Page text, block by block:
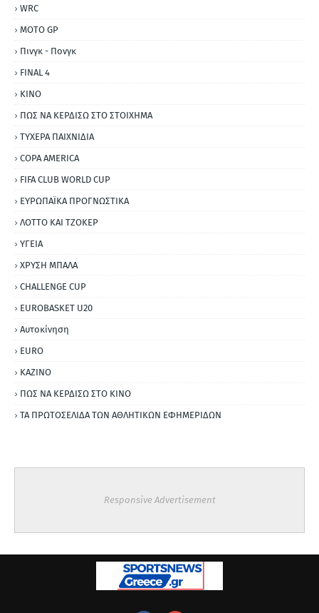
WRC
MOTO GP
Πινγκ - Πονγκ
FINAL 4
ΚΙΝΟ
ΠΩΣ ΝΑ ΚΕΡΔΙΣΩ ΣΤΟ ΣΤΟΙΧΗΜΑ
ΤΥΧΕΡΑ ΠΑΙΧΝΙΔΙΑ
COPA AMERICA
FIFA CLUB WORLD CUP
ΕΥΡΩΠΑΪΚΑ ΠΡΟΓΝΩΣΤΙΚΑ
ΛΟΤΤΟ ΚΑΙ ΤΖΟΚΕΡ
ΥΓΕΙΑ
ΧΡΥΣΗ ΜΠΑΛΑ
CHALLENGE CUP
EUROBASKET U20
Αυτοκίνηση
ΕURO
ΚΑΖΙΝΟ
ΠΩΣ ΝΑ ΚΕΡΔΙΣΩ ΣΤΟ ΚΙΝΟ
ΤΑ ΠΡΩΤΟΣΕΛΙΔΑ ΤΩΝ ΑΘΛΗΤΙΚΩΝ ΕΦΗΜΕΡΙΔΩΝ
Responsive Advertisement